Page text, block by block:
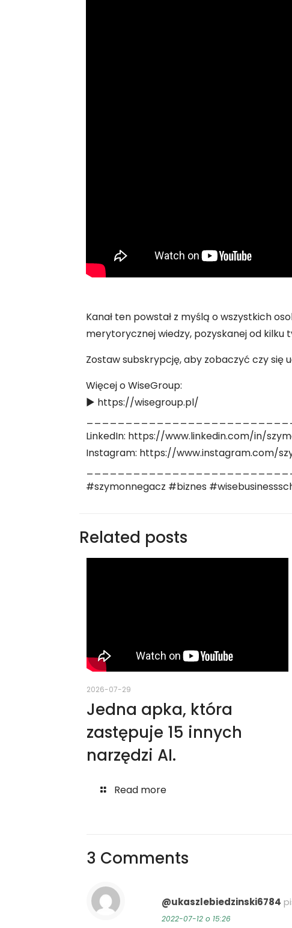
Kanał ten powstał z myślą o wszystkich
merytorycznej wiedzy, pozyskanej od kilku
Zostaw subskrypcję, aby zobaczyć czy się
Więcej o WiseGroup:
► https://wisegroup.pl/
LinkedIn: https://www.linkedin.com/in/
Instagram: https://www.instagram.com/
#szymonnegacz #biznes
Related posts
2026-07-29
Jedna apka, która
zastępuje 15 innych
narzędzi AI.
Read more
3 Comments
@ukaszlebiedzinski6784
2022-07-12 o 15:26